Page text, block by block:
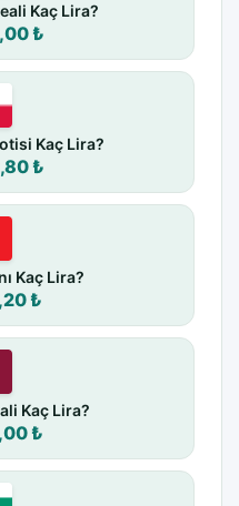
Kaç Lira?
₺
Kaç Lira?
₺
Kaç Lira?
₺
Kaç Lira?
₺